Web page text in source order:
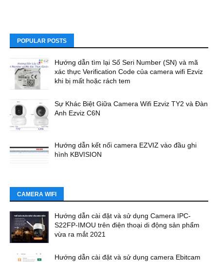
POPULAR POSTS
Hướng dẫn tìm lại Số Seri Number (SN) và mã
xác thực Verification Code của camera wifi Ezviz
khi bị mất hoặc rách tem
Sự Khác Biệt Giữa Camera Wifi Ezviz TY2 và Đàn
Anh Ezviz C6N
Hướng dẫn kết nối camera EZVIZ vào đầu ghi
hình KBVISION
CAMERA WIFI
Hướng dẫn cài đặt và sử dụng Camera IPC-
S22FP-IMOU trên điện thoại di động sản phẩm
vừa ra mắt 2021
Hướng dẫn cài đặt và sử dụng camera Ebitcam